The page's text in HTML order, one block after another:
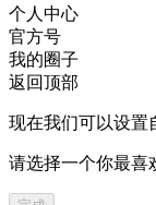
个人中心
官方号
我的圈子
返回顶部
现在我们可以设置
请选择一个你最喜